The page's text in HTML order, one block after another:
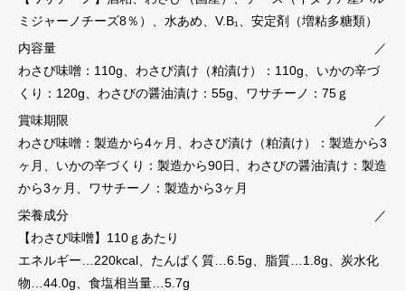
ミジャーノチーズ8％）、水あめ、V.B₁、安定剤（増粘多糖類）
内容量
／
わさび味噌：110g、わさび漬け（粕漬け）：110g、いかの辛づ
くり：120g、わさびの醤油漬け：55g、ワサチーノ：75ｇ
賞味期限
／
わさび味噌：製造から4ヶ月、わさび漬け（粕漬け）：製造から3
ヶ月、いかの辛づくり：製造から90日、わさびの醤油漬け：製造
から3ヶ月、ワサチーノ：製造から3ヶ月
栄養成分
／
【わさび味噌】110ｇあたり
エネルギー…220kcal、たんぱく質…6.5g、脂質…1.8g、炭水化
物…44.0g、食塩相当量…5.7g